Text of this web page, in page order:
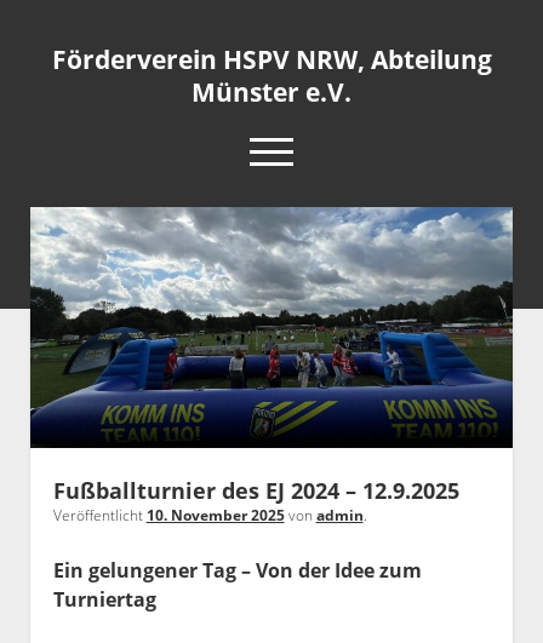
Förderverein HSPV NRW, Abteilung
Münster e.V.
open
menu
rss info@ms.fv-hspv.de
Startseite
Blog
Satzung
Mitglied werden
Buchförderung
Impressum
open
dropdown
menu
Cookie-Richtlinie (EU)
Datenschutzerklärung
Fußballturnier des EJ 2024 – 12.9.2025
Veröffentlicht 10. November 2025von admin.
Ein gelungener Tag – Von der Idee zum
Turniertag